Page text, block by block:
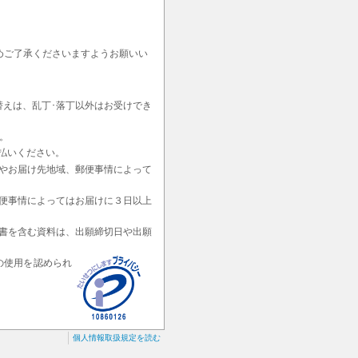
了承くださいますようお願いい
は、乱丁･落丁以外はお受けでき
ください。
お届け先地域、郵便事情によって
事情によってはお届けに３日以上
を含む資料は、出願締切日や出願
使用を認められ
個人情報取扱規定を読む